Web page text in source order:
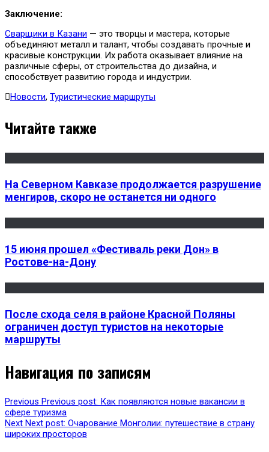
Заключение:
Сварщики в Казани — это творцы и мастера, которые
объединяют металл и талант, чтобы создавать прочные и
красивые конструкции. Их работа оказывает влияние на
различные сферы, от строительства до дизайна, и
способствует развитию города и индустрии.
Новости, Туристические маршруты
Читайте также
На Северном Кавказе продолжается разрушение
менгиров, скоро не останется ни одного
15 июня прошел «Фестиваль реки Дон» в
Ростове-на-Дону
После схода селя в районе Красной Поляны
ограничен доступ туристов на некоторые
маршруты
Навигация по записям
Previous Previous post: Как появляются новые вакансии в
сфере туризма
Next Next post: Очарование Монголии: путешествие в страну
широких просторов